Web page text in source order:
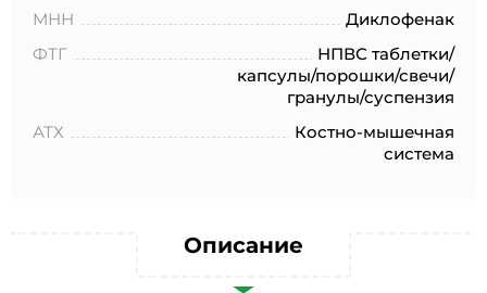
МНН
Диклофенак
ФТГ
НПВС таблетки/
капсулы/порошки/свечи/
гранулы/суспензия
АТХ
Костно-мышечная
система
Описание